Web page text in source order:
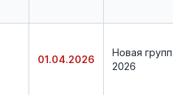
01.04.2026
Новая группа
2026